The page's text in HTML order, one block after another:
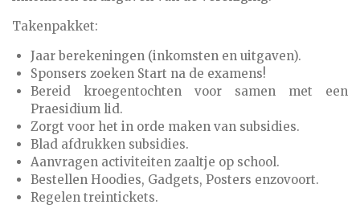
Takenpakket:
Jaar berekeningen (inkomsten en uitgaven).
Sponsers zoeken Start na de examens!
Bereid kroegentochten voor samen met een
Praesidium lid.
Zorgt voor het in orde maken van subsidies.
Blad afdrukken subsidies.
Aanvragen activiteiten zaaltje op school.
Bestellen Hoodies, Gadgets, Posters enzovoort.
Regelen treintickets.